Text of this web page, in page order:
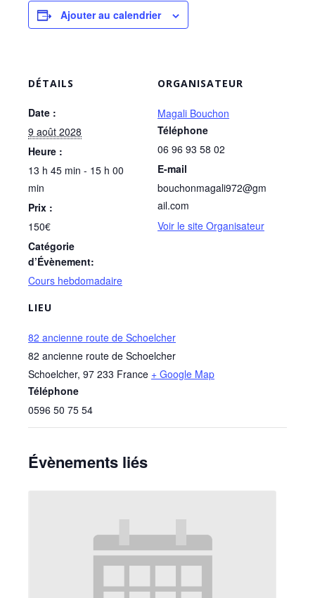
Ajouter au calendrier
DÉTAILS
Date :
9 août 2028
Heure :
13 h 45 min - 15 h 00
min
Prix :
150€
Catégorie
d’Évènement:
Cours hebdomadaire
LIEU
82 ancienne route de Schoelcher
82 ancienne route de Schoelcher
Schoelcher, 97 233 France + Google Map
Téléphone
0596 50 75 54
ORGANISATEUR
Magali Bouchon
Téléphone
06 96 93 58 02
E-mail
bouchonmagali972@gm
ail.com
Voir le site Organisateur
Évènements liés